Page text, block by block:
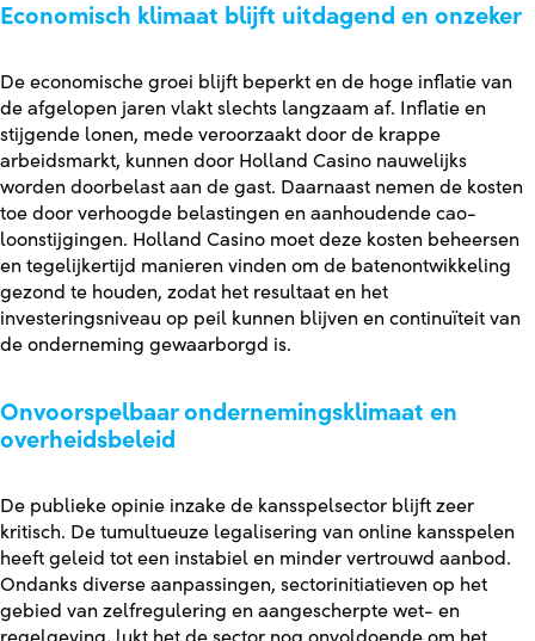
Economisch klimaat blijft uitdagend en onzeker
De economische groei blijft beperkt en de hoge inflatie van
de afgelopen jaren vlakt slechts langzaam af. Inflatie en
stijgende lonen, mede veroorzaakt door de krappe
arbeidsmarkt, kunnen door Holland Casino nauwelijks
worden doorbelast aan de gast. Daarnaast nemen de kosten
toe door verhoogde belastingen en aanhoudende cao-
loonstijgingen. Holland Casino moet deze kosten beheersen
en tegelijkertijd manieren vinden om de batenontwikkeling
gezond te houden, zodat het resultaat en het
investeringsniveau op peil kunnen blijven en continuïteit van
de onderneming gewaarborgd is.
Onvoorspelbaar ondernemingsklimaat en
overheidsbeleid
De publieke opinie inzake de kansspelsector blijft zeer
kritisch. De tumultueuze legalisering van online kansspelen
heeft geleid tot een instabiel en minder vertrouwd aanbod.
Ondanks diverse aanpassingen, sectorinitiatieven op het
gebied van zelfregulering en aangescherpte wet- en